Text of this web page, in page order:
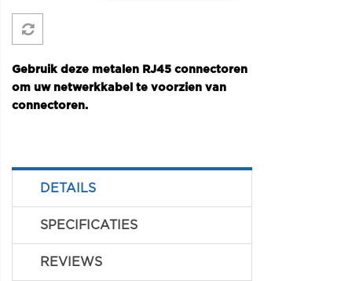
Gebruik deze metalen RJ45 connectoren
om uw netwerkkabel te voorzien van
connectoren.
DETAILS
SPECIFICATIES
REVIEWS